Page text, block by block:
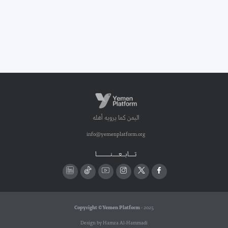
اليمن كما يرويه أهله
info@yemenplatform.org
تـــــابـــعــــــنـــــــــــــا
Copyright © Yemen Platform- 2025
Design by Hamza Al-Hammadi